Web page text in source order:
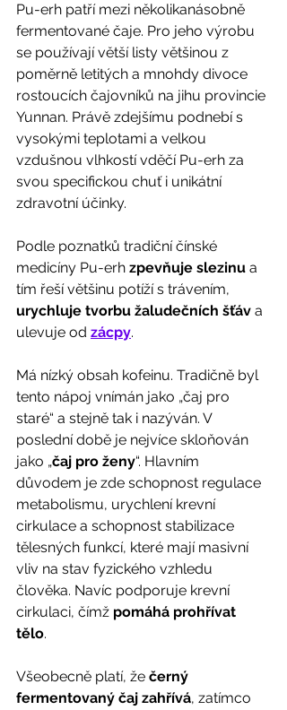
Pu-erh patří mezi několikanásobně
fermentované čaje. Pro jeho výrobu
se používají větší listy většinou z
poměrně letitých a mnohdy divoce
rostoucích čajovníků na jihu provincie
Yunnan. Právě zdejšímu podnebí s
vysokými teplotami a velkou
vzdušnou vlhkostí vděčí Pu-erh za
svou specifickou chuť i unikátní
zdravotní účinky.
Podle poznatků tradiční čínské
medicíny Pu-erh zpevňuje slezinu a
tím řeší většinu potíží s trávením,
urychluje tvorbu žaludečních šťáv a
ulevuje od zácpy.
Má nízký obsah kofeinu. Tradičně byl
tento nápoj vnímán jako „čaj pro
staré“ a stejně tak i nazýván. V
poslední době je nejvíce skloňován
jako „čaj pro ženy“. Hlavním
důvodem je zde schopnost regulace
metabolismu, urychlení krevní
cirkulace a schopnost stabilizace
tělesných funkcí, které mají masivní
vliv na stav fyzického vzhledu
člověka. Navíc podporuje krevní
cirkulaci, čímž pomáhá prohřívat
tělo.
Všeobecně platí, že černý
fermentovaný čaj zahřívá, zatímco